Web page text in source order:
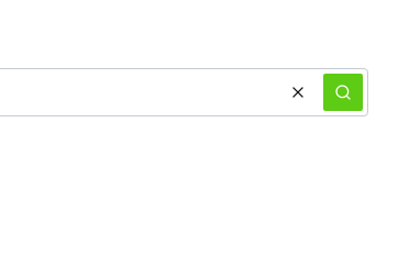
WyczyśćSzukaj